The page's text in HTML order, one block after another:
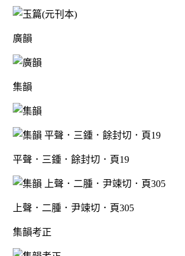
廣韻
集韻
平聲．三鍾．餘封切．頁19
上聲．二腫．尹竦切．頁305
集韻考正